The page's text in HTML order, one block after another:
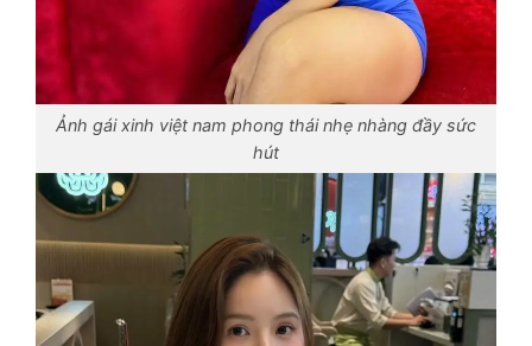
Ảnh gái xinh việt nam phong thái nhẹ nhàng đầy sức
hút